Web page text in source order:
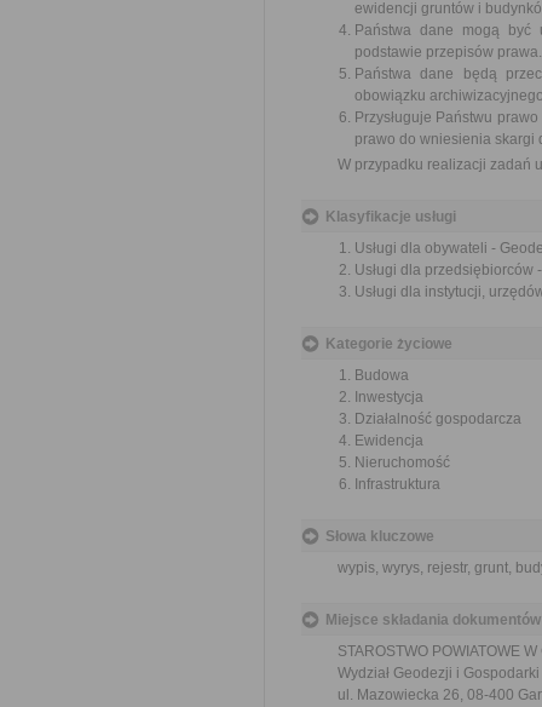
ewidencji gruntów i
Państwa dane mogą być
podstawie przepisów prawa.
Państwa dane będą
obowiązku
Przysługuje Państwu
prawo do wniesienia skargi
W przypadku realizacji zadań
Klasyfikacje usługi
Usługi dla obywateli -
Usługi dla
Usługi dla instytucji,
Kategorie życiowe
Budowa
Inwestycja
Działalność gospodarcza
Ewidencja
Nieruchomość
Infrastruktura
Słowa kluczowe
wypis, wyrys, rejestr, grunt,
Miejsce składania dokumentów
STAROSTWO POWIATOWE
Wydział Geodezji i
ul. Mazowiecka 26, 08-400